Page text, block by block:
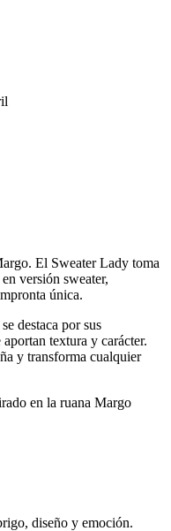
El Sweater Lady toma
versión sweater,
única.
destaca por sus
textura y carácter.
y transforma cualquier
en la ruana Margo
diseño y emoción.